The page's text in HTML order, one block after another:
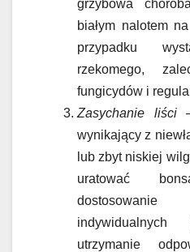
grzybowa
białym nalotem
przypadku
rzekomego,
fungicydów i
Zasychanie liści–
wynikający z
lub zbyt niskiej
uratować
utrzymanie